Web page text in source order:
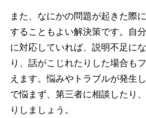
また、なにかの問題が起きた際
することもよい解決策です。自
に対応していれば、説明不足に
り、話がこじれたりした場合も
えます。悩みやトラブルが発生
で悩まず、第三者に相談したり
りしましょう。